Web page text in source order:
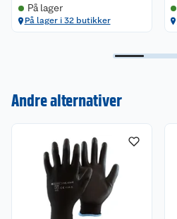
På lager
På lager i 32 butikker
Andre alternativer
Om oss
Nyheter
Våre butikker
Kontakt oss
Angre- og returrett
Reklamasjon og garanti